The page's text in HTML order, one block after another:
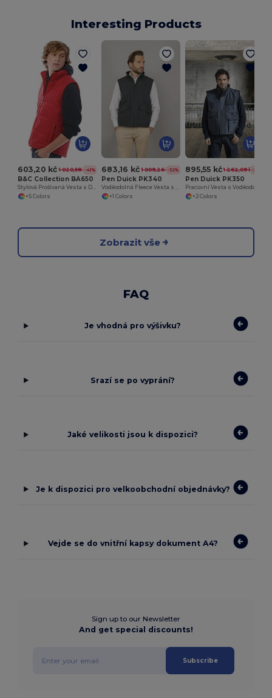
Interesting Products
603,20 kč 1 020,58 kč-41%
B&C Collection BA650
Stylová Prošívaná Vesta s Dekoračním Zipem
+5 Colors
683,16 kč 1 009,26 kč-32%
Pen Duick PK340
Voděodolná Fleece Vesta s Kapsami Regy
+1 Colors
895,55 kč 1 262,09 kč-29%
Pen Duick PK350
+2 Colors
Zobrazit vše
FAQ
Je vhodná pro výšivku?
Srazí se po vyprání?
Jaké velikosti jsou k dispozici?
Je k dispozici pro velkoobchodní objednávky?
Vejde se do vnitřní kapsy dokument A4?
Sign up to our Newsletter
And get special discounts!
Subscribe